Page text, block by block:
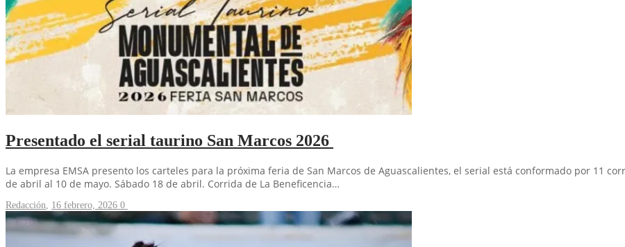
Presentado el serial taurino San Marcos 2026
La empresa EMSA presento los carteles para la próxima feria de San Marcos de Aguascalientes, el serial está conformado por 11
de abril al 10 de mayo. Sábado 18 de abril. Corrida de La Beneficencia…
Redacción, 16 febrero, 2026 0